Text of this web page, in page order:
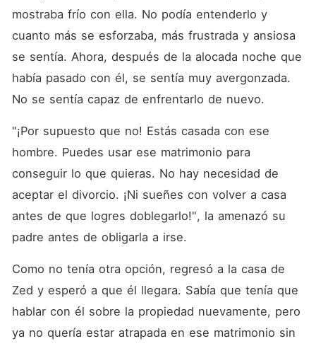
mostraba frío con ella. No podía entenderlo y
cuanto más se esforzaba, más frustrada y ansiosa
se sentía. Ahora, después de la alocada noche que
había pasado con él, se sentía muy avergonzada.
No se sentía capaz de enfrentarlo de nuevo.
"¡Por supuesto que no! Estás casada con ese
hombre. Puedes usar ese matrimonio para
conseguir lo que quieras. No hay necesidad de
aceptar el divorcio. ¡Ni sueñes con volver a casa
antes de que logres doblegarlo!", la amenazó su
padre antes de obligarla a irse.
Como no tenía otra opción, regresó a la casa de
Zed y esperó a que él llegara. Sabía que tenía que
hablar con él sobre la propiedad nuevamente, pero
ya no quería estar atrapada en ese matrimonio sin